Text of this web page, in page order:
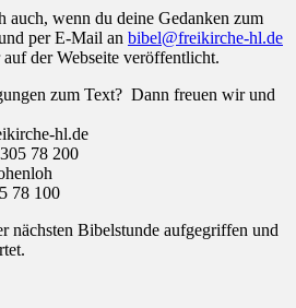
auch, wenn du deine Gedanken zum
per E-Mail an bibel@freikirche-hl.de
der Webseite veröffentlicht.
zum Text? Dann freuen wir und
hl.de
78 200
100
nächsten Bibelstunde aufgegriffen und